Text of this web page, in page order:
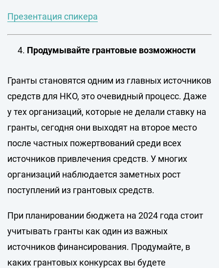
Презентация спикера
Продумывайте грантовые возможности
Гранты становятся одним из главных источников
средств для НКО, это очевидный процесс. Даже
у тех организаций, которые не делали ставку на
гранты, сегодня они выходят на второе место
после частных пожертвований среди всех
источников привлечения средств. У многих
организаций наблюдается заметных рост
поступлений из грантовых средств.
При планировании бюджета на 2024 года стоит
учитывать гранты как один из важных
источников финансирования. Продумайте, в
каких грантовых конкурсах вы будете